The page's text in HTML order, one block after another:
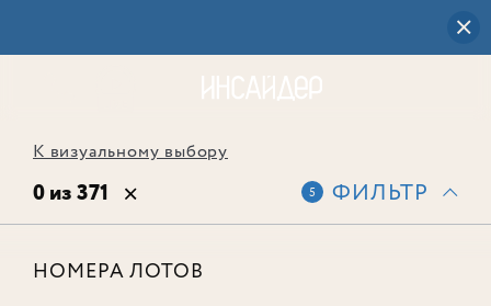
К визуальному выбору
0 из 371 5 ФИЛЬТР
НОМЕРА ЛОТОВ